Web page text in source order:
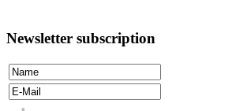
Newsletter subscription